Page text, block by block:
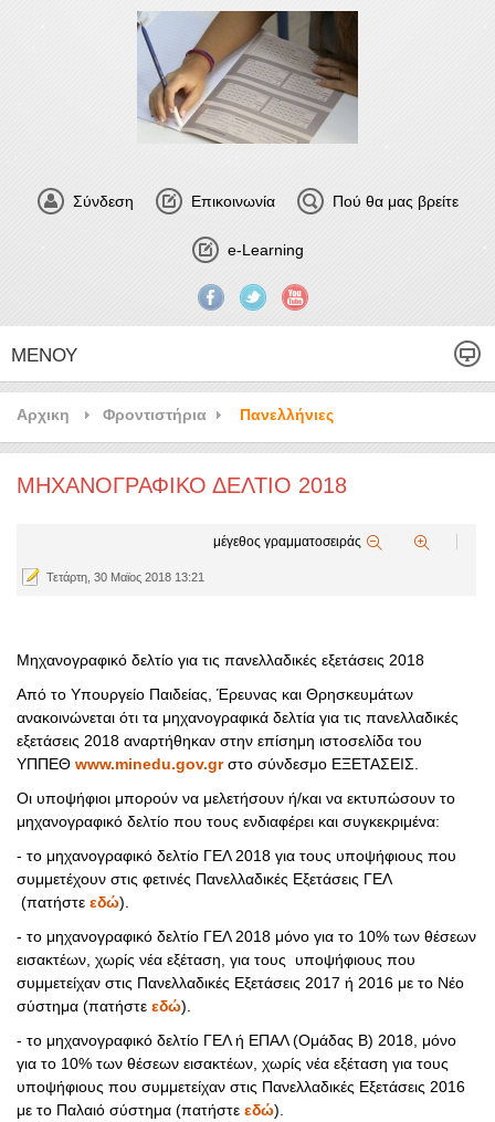
Σύνδεση Επικοινωνία Πού θα μας βρείτε
e-Learning
ΜΕΝΟΎ
Αρχικη Φροντιστήρια Πανελλήνιες
ΜΗΧΑΝΟΓΡΑΦΙΚΟ ΔΕΛΤΙΟ 2018
μέγεθος γραμματοσειράς
Τετάρτη, 30 Μαϊος 2018 13:21
Μηχανογραφικό δελτίο για τις πανελλαδικές εξετάσεις 2018
Από το Υπουργείο Παιδείας, Έρευνας και Θρησκευμάτων
ανακοινώνεται ότι τα μηχανογραφικά δελτία για τις πανελλαδικές
εξετάσεις 2018 αναρτήθηκαν στην επίσημη ιστοσελίδα του
ΥΠΠΕΘ www.minedu.gov.grστο σύνδεσμο ΕΞΕΤΑΣΕΙΣ.
Οι υποψήφιοι μπορούν να μελετήσουν ή/και να εκτυπώσουν το
μηχανογραφικό δελτίο που τους ενδιαφέρει και συγκεκριμένα:
- το μηχανογραφικό δελτίο ΓΕΛ 2018 για τους υποψήφιους που
συμμετέχουν στις φετινές Πανελλαδικές Εξετάσεις ΓΕΛ
(πατήστε εδώ).
- το μηχανογραφικό δελτίο ΓΕΛ 2018 μόνο για το 10% των θέσεων
εισακτέων, χωρίς νέα εξέταση, για τους υποψήφιους που
συμμετείχαν στις Πανελλαδικές Εξετάσεις 2017 ή 2016 με το Νέο
σύστημα (πατήστε εδώ).
- το μηχανογραφικό δελτίο ΓΕΛ ή ΕΠΑΛ (Ομάδας Β) 2018, μόνο
για το 10% των θέσεων εισακτέων, χωρίς νέα εξέταση για τους
υποψήφιους που συμμετείχαν στις Πανελλαδικές Εξετάσεις 2016
με το Παλαιό σύστημα (πατήστε εδώ).